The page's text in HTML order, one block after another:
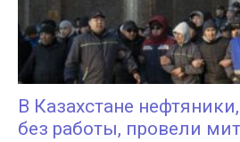
В Казахстане
без работы, провели